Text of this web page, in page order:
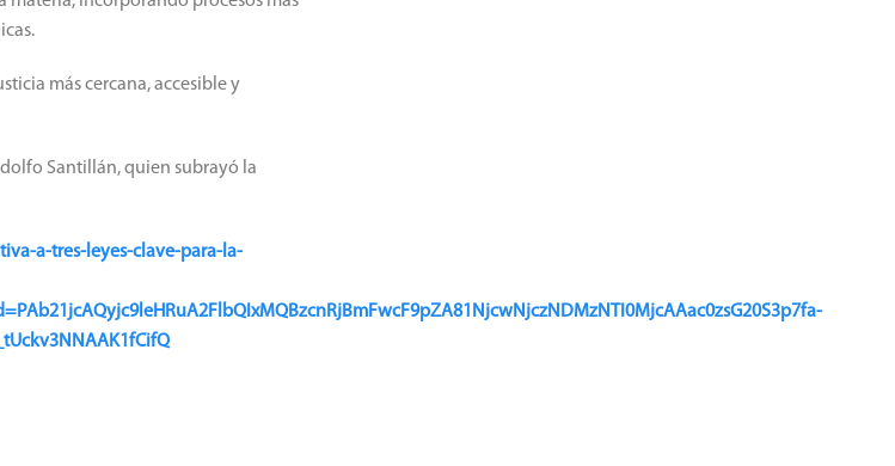
más cercana, accesible y
Santillán, quien subrayó la
a-tres-leyes-clave-para-la-